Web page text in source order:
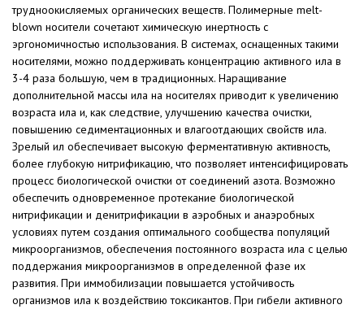
трудноокисляемых органических веществ. Полимерные melt-
blown носители сочетают химическую инертность с
эргономичностью использования. В системах, оснащенных такими
носителями, можно поддерживать концентрацию активного ила в
3-4 раза большую, чем в традиционных. Наращивание
дополнительной массы ила на носителях приводит к увеличению
возраста ила и, как следствие, улучшению качества очистки,
повышению седиментационных и влагоотдающих свойств ила.
Зрелый ил обеспечивает высокую ферментативную активность,
более глубокую нитрификацию, что позволяет интенсифицировать
процесс биологической очистки от соединений азота. Возможно
обеспечить одновременное протекание биологической
нитрификации и денитрификации в аэробных и анаэробных
условиях путем создания оптимального сообщества популяций
микроорганизмов, обеспечения постоянного возраста ила с целью
поддержания микроорганизмов в определенной фазе их
развития. При иммобилизации повышается устойчивость
организмов ила к воздействию токсикантов. При гибели активного